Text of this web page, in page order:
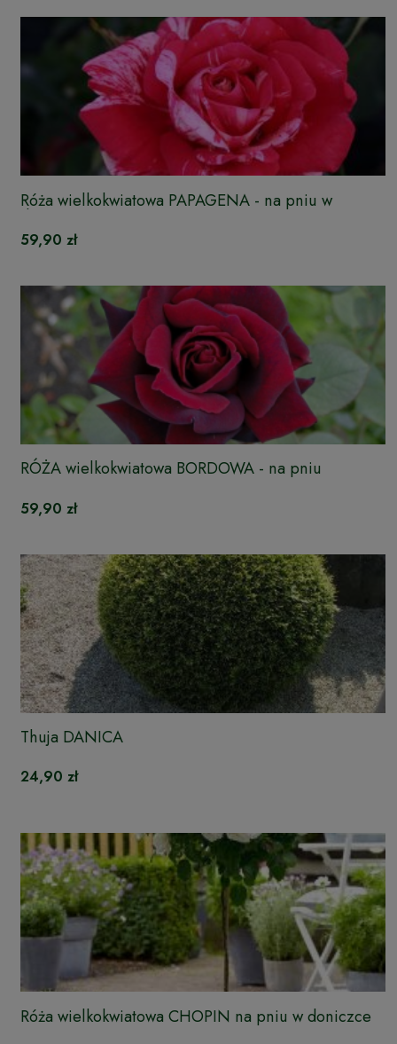
Róża wielkokwiatowa PAPAGENA - na pniu w
doniczce
59,90 zł
RÓŻA wielkokwiatowa BORDOWA - na pniu
59,90 zł
Thuja DANICA
24,90 zł
Róża wielkokwiatowa CHOPIN na pniu w doniczce